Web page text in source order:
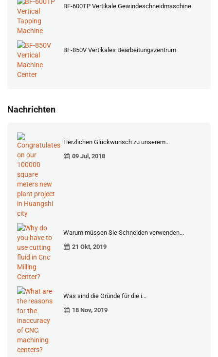
BF-600TP Vertikale Gewindeschneidmaschine
BF-850V Vertikales Bearbeitungszentrum
Nachrichten
Herzlichen Glückwunsch zu unserem...
09 Jul, 2018
Warum müssen Sie Schneiden verwenden...
21 Okt, 2019
Was sind die Gründe für die i...
18 Nov, 2019